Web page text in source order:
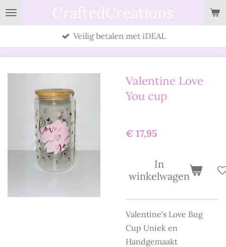
Ga
direct
CraftedCreations
Veilig betalen met iDEAL
Valentine Love
You cup
€ 17,95
In
winkelwagen
Valentine's Love Bug
Cup Uniek en
Handgemaakt